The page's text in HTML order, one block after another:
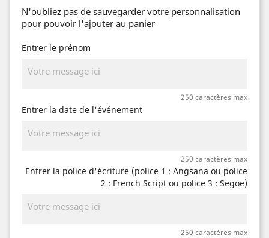
N'oubliez pas de sauvegarder votre personnalisation
pour pouvoir l'ajouter au panier
Entrer le prénom
250 caractères max
Entrer la date de l'événement
250 caractères max
Entrer la police d'écriture (police 1 : Angsana ou police
2 : French Script ou police 3 : Segoe)
250 caractères max